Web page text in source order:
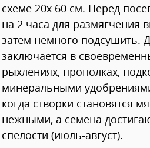
схеме 20х 60 см. Перед
на 2 часа для размягчения
затем немного подсушить.
заключается в
рыхлениях, прополках,
минеральными
когда створки становятся
нежными, а семена
спелости (июль-август).